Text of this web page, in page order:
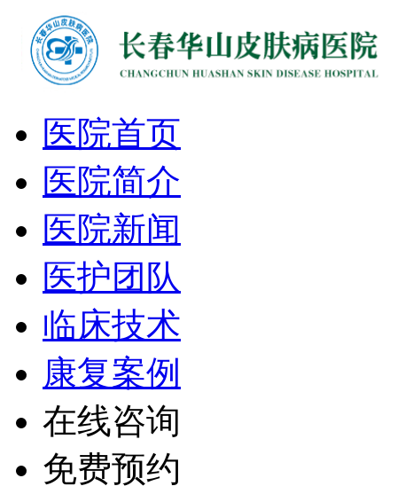
医院首页
医院简介
医院新闻
医护团队
临床技术
康复案例
在线咨询
免费预约